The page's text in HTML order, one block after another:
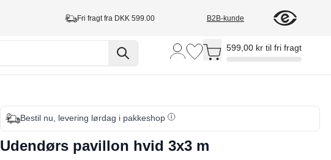
Fri fragt fra DKK 599.00 B2B-kunde
Toggle minicart, Cart is empty
599,00 kr til fri fragt
Bestil nu, levering lørdag i pakkeshop
Udendørs pavillon hvid 3x3 m